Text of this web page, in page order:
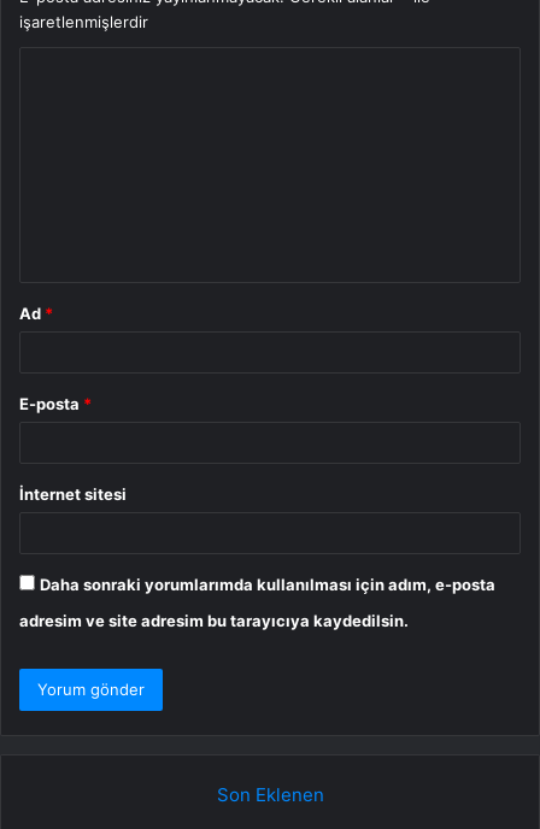
işaretlenmişlerdir
Ad *
E-posta *
İnternet sitesi
Daha sonraki yorumlarımda kullanılması için adım, e-posta
adresim ve site adresim bu tarayıcıya kaydedilsin.
Son Eklenen